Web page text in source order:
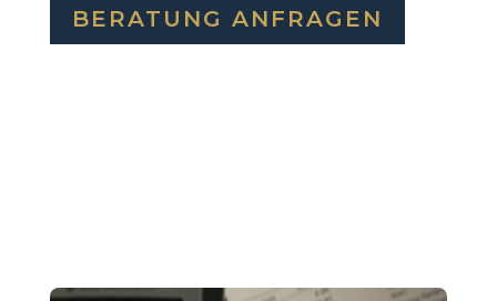
BERATUNG ANFRAGEN